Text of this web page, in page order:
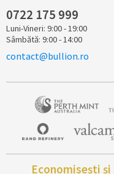
0722 ​​​175 ​999
Luni-Vineri: 9:00 - 19:00
Sâmbătă: 9:00 - 14:00
contact@bullion.ro
Economisești